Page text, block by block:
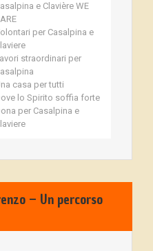
e Clavière WE
per Casalpina e
straordinari per
casa per tutti
lo Spirito soffia forte
per Casalpina e
– Un percorso